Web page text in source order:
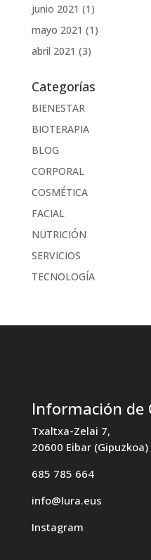
junio 2021 (1)
mayo 2021 (1)
abril 2021 (3)
Categorías
BIENESTAR
BIOTERAPIA
BLOG
CORPORAL
COSMÉTICA
FACIAL
NUTRICIÓN
SERVICIOS
TECNOLOGÍA
Información de
Txaltxa-Zelai 7,
20600 Eibar (Gipuzkoa)
685 785 664
info@lura.eus
Instagram